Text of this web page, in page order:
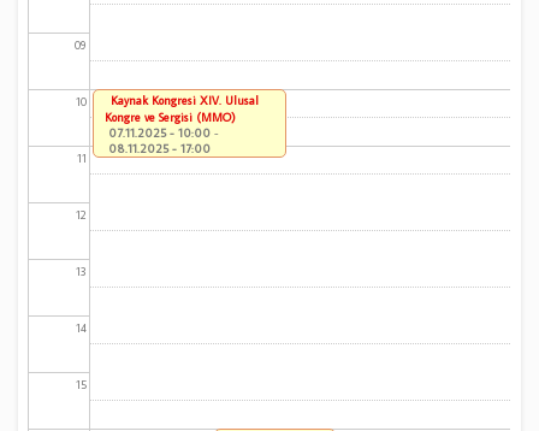
09
10
11
12
13
14
15
Kaynak Kongresi XIV. Ulusal
Kongre ve Sergisi (MMO)
07.11.2025 - 10:00 -
08.11.2025 - 17:00